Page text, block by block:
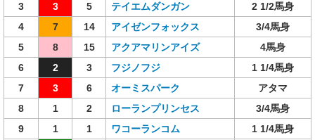
3
3 5 テイエムダンガン
2 1/2馬身
4
7 14 アイゼンフォックス
3/4馬身
5
8 15 アクアマリンアイズ
4馬身
6
2 3 フジノフジ
1 1/4馬身
7
3 6 オーミスパーク
アタマ
8
1 2 ローランプリンセス
3/4馬身
9
1 1 ワコーランコム
1 1/4馬身